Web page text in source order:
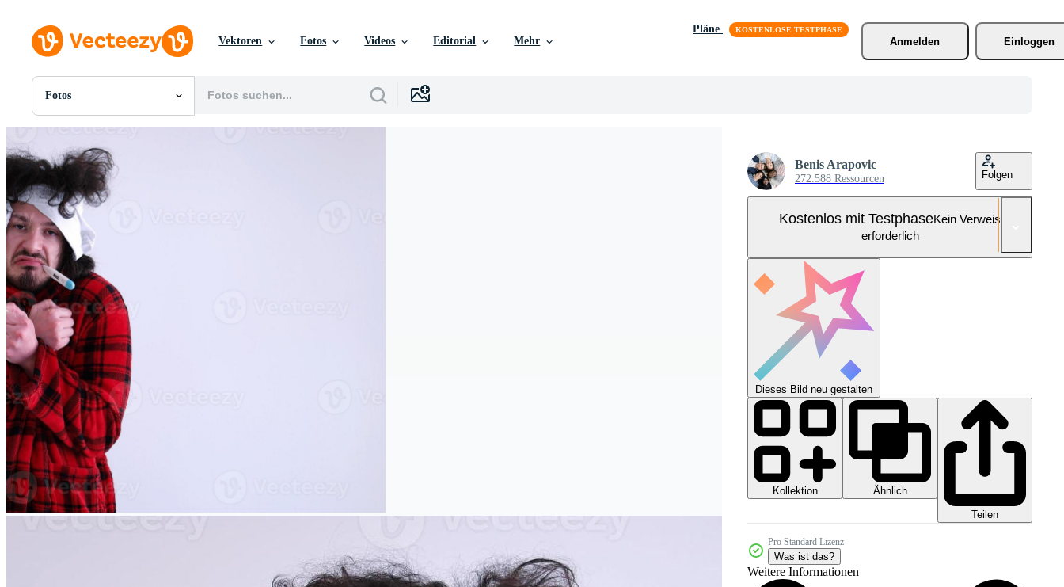
Vektoren Fotos Videos Editorial Mehr
Pläne
Anmelden
Einloggen
Fotos
Alle Bilder
PNGs
PSDs
Vorlagen
Vektoren
Videos
Motion Graphics
Redaktionelle Bilder
Redaktionelle Ereignisse
Benis Arapovic
272.588 Ressourcen Folgen
Kostenlos mit TestphaseKein Verweis
erforderlich
Dieses Bild neu gestalten
Kollektion
Ähnlich
Teilen
Pro Standard Lizenz
Was ist das?
Weitere Informationen